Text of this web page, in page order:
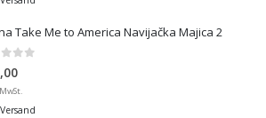
Take Me to America Navijačka Majica 2
5
Versand